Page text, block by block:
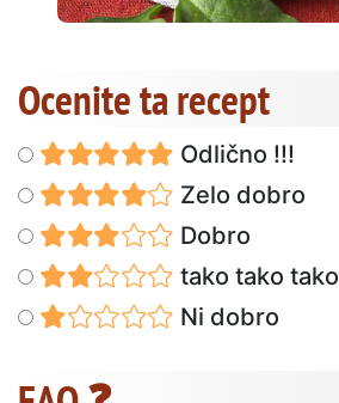
Ocenite ta recept
Odlično !!!
Zelo dobro
Dobro
tako tako tako
Ni dobro